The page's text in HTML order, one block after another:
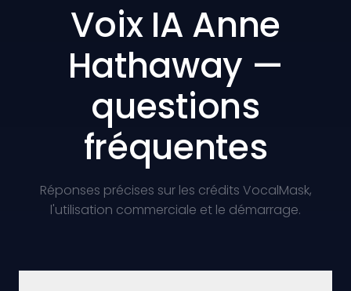
Voix IA Anne
Hathaway —
questions
fréquentes
Réponses précises sur les crédits VocalMask,
l'utilisation commerciale et le démarrage.